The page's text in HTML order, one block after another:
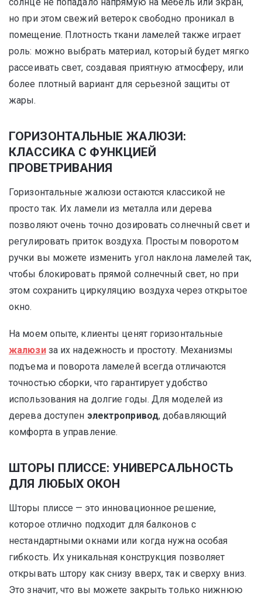
но при этом свежий ветерок свободно проникал в
помещение. Плотность ткани ламелей также играет
роль: можно выбрать материал, который будет мягко
рассеивать свет, создавая приятную атмосферу, или
более плотный вариант для серьезной защиты от
жары.
ГОРИЗОНТАЛЬНЫЕ ЖАЛЮЗИ:
КЛАССИКА С ФУНКЦИЕЙ
ПРОВЕТРИВАНИЯ
Горизонтальные жалюзи остаются классикой не
просто так. Их ламели из металла или дерева
позволяют очень точно дозировать солнечный свет и
регулировать приток воздуха. Простым поворотом
ручки вы можете изменить угол наклона ламелей так,
чтобы блокировать прямой солнечный свет, но при
этом сохранить циркуляцию воздуха через открытое
окно.
На моем опыте, клиенты ценят горизонтальные
жалюзиза их надежность и простоту. Механизмы
подъема и поворота ламелей всегда отличаются
точностью сборки, что гарантирует удобство
использования на долгие годы. Для моделей из
дерева доступен электропривод, добавляющий
комфорта в управление.
ШТОРЫ ПЛИССЕ: УНИВЕРСАЛЬНОСТЬ
ДЛЯ ЛЮБЫХ ОКОН
Шторы плиссе — это инновационное решение,
которое отлично подходит для балконов с
нестандартными окнами или когда нужна особая
гибкость. Их уникальная конструкция позволяет
открывать штору как снизу вверх, так и сверху вниз.
Это значит, что вы можете закрыть только нижнюю